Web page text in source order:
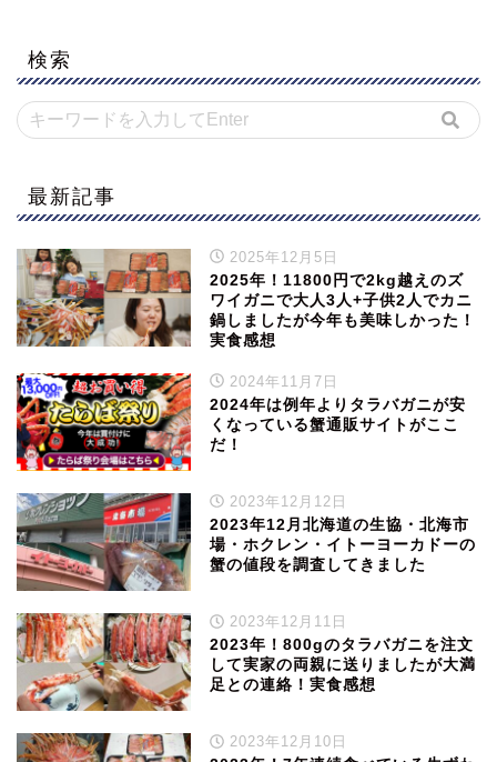
検索
最新記事
2025年12月5日
2025年！11800円で2kg越えのズ
ワイガニで大人3人+子供2人でカニ
鍋しましたが今年も美味しかった！
実食感想
2024年11月7日
2024年は例年よりタラバガニが安
くなっている蟹通販サイトがここ
だ！
2023年12月12日
2023年12月北海道の生協・北海市
場・ホクレン・イトーヨーカドーの
蟹の値段を調査してきました
2023年12月11日
2023年！800gのタラバガニを注文
して実家の両親に送りましたが大満
足との連絡！実食感想
2023年12月10日